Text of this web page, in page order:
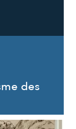
des